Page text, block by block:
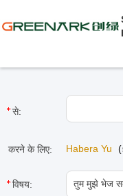
से:
करने के लिए: Habera Yu (
विषय: